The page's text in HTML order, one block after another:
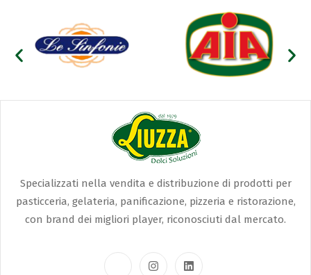
Specializzati nella vendita e distribuzione di prodotti per
pasticceria, gelateria, panificazione, pizzeria e ristorazione,
con brand dei migliori player, riconosciuti dal mercato.